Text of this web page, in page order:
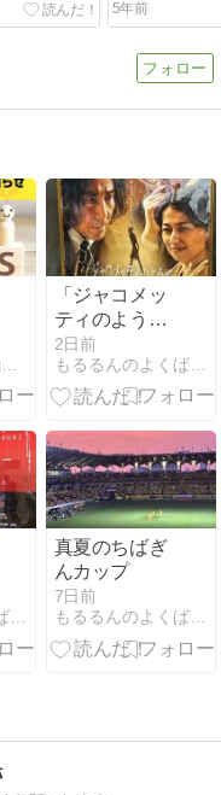
5年前
│TarutaBlog（柏レイソルとともに）
「ジャコメッ
ティのよう
に」見てきま
した
2日前
もるるんのよくばりポケット
もるるんのよくばりポケット
真夏のちばぎ
んカップ
7日前
もるるんのよくばりポケット